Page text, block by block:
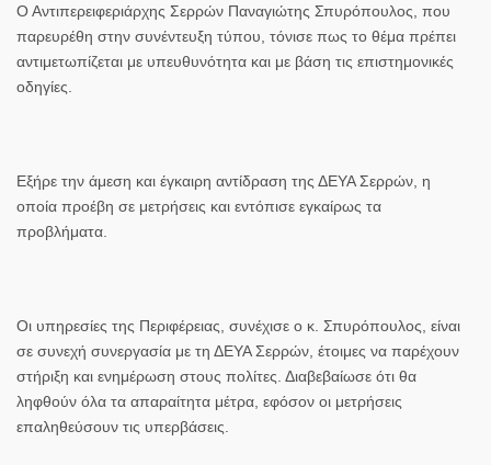
Ο Αντιπερειφεριάρχης Σερρών Παναγιώτης Σπυρόπουλος , που
παρευρέθη στην συνέντευξη τύπου, τόνισε πως το θέμα πρέπει
αντιμετωπίζεται με υπευθυνότητα και με βάση τις επιστημονικές
οδηγίες.
Εξήρε την άμεση και έγκαιρη αντίδραση της ΔΕΥΑ Σερρών , η
οποία προέβη σε μετρήσεις και εντόπισε εγκαίρως τα
προβλήματα.
Οι υπηρεσίες της Περιφέρειας, συνέχισε ο κ. Σπυρόπουλος, είναι
σε συνεχή συνεργασία με τη ΔΕΥΑ Σερρών , έτοιμες να παρέχουν
στήριξη και ενημέρωση στους πολίτες. Διαβεβαίωσε ότι θα
ληφθούν όλα τα απαραίτητα μέτρα , εφόσον οι μετρήσεις
επαληθεύσουν τις υπερβάσεις.